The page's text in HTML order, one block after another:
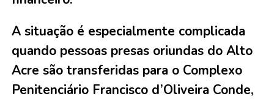
A situação é especialmente complicada
quando pessoas presas oriundas do Alto
Acre são transferidas para o Complexo
Penitenciário Francisco d’Oliveira Conde,